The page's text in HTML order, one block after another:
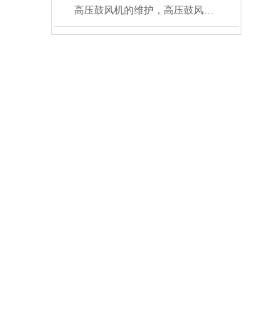
高压鼓风机的维护，高压鼓风机的应用